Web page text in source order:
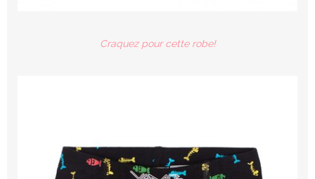
Craquez pour cette robe!